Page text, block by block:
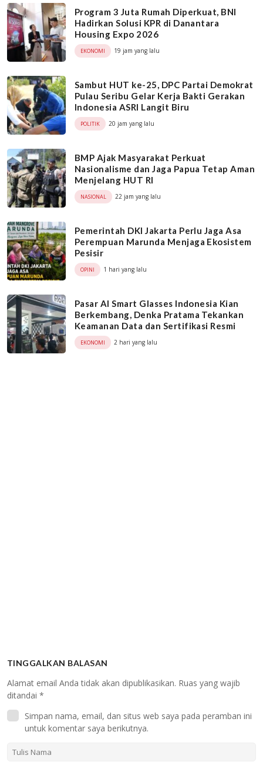
Program 3 Juta Rumah Diperkuat, BNI
Hadirkan Solusi KPR di Danantara
Housing Expo 2026
EKONOMI 19 jam yang lalu
Sambut HUT ke-25, DPC Partai Demokrat
Pulau Seribu Gelar Kerja Bakti Gerakan
Indonesia ASRI Langit Biru
POLITIK 20 jam yang lalu
BMP Ajak Masyarakat Perkuat
Nasionalisme dan Jaga Papua Tetap Aman
Menjelang HUT RI
NASIONAL 22 jam yang lalu
Pemerintah DKI Jakarta Perlu Jaga Asa
Perempuan Marunda Menjaga Ekosistem
Pesisir
OPINI 1 hari yang lalu
Pasar AI Smart Glasses Indonesia Kian
Berkembang, Denka Pratama Tekankan
Keamanan Data dan Sertifikasi Resmi
EKONOMI 2 hari yang lalu
TINGGALKAN BALASAN
Alamat email Anda tidak akan dipublikasikan. Ruas yang wajib
ditandai *
Simpan nama, email, dan situs web saya pada peramban ini
untuk komentar saya berikutnya.